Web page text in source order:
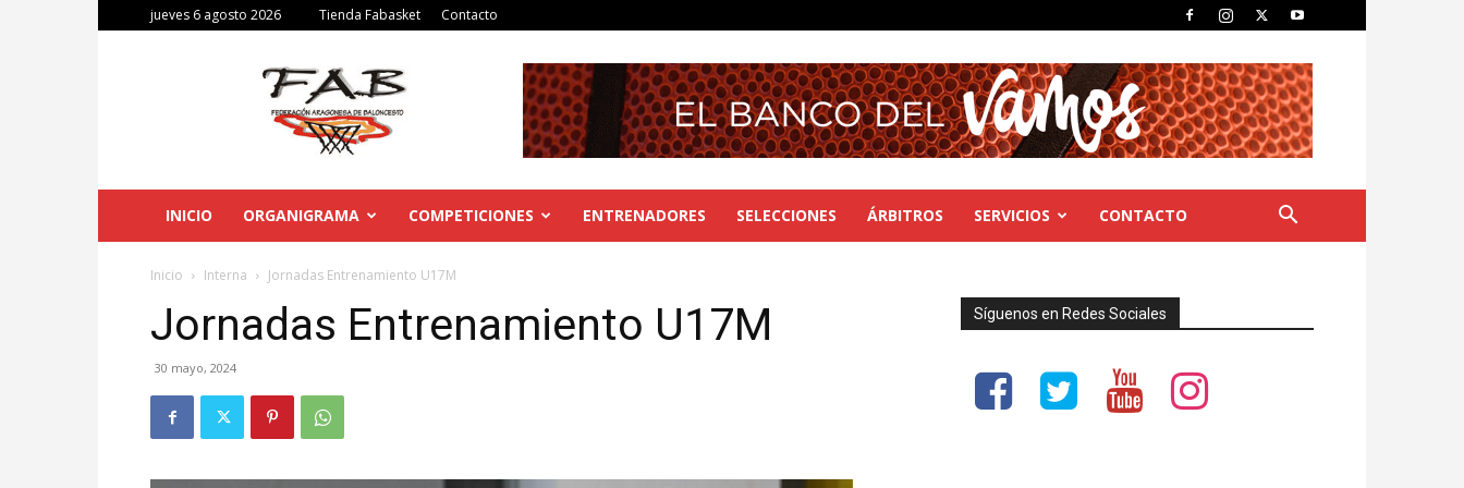
jueves 6 agosto 2026 Tienda Fabasket Contacto
Federación
Aragonesa
INICIO ORGANIGRAMA COMPETICIONES ENTRENADORES SELECCIONES ÁRBITROS SERVICIOS CONTACTO
Inicio Interna Jornadas Entrenamiento U17M
Jornadas Entrenamiento U17M
30 mayo, 2024
Síguenos en Redes Sociales